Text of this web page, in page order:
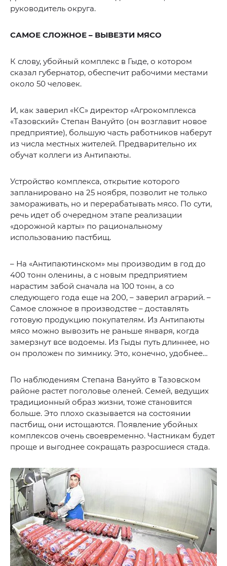
руководитель округа.
САМОЕ СЛОЖНОЕ – ВЫВЕЗТИ МЯСО
К слову, убойный комплекс в Гыде, о котором
сказал губернатор, обеспечит рабочими местами
около 50 человек.
И, как заверил «КС» директор «Агрокомплекса
«Тазовский» Степан Вануйто (он возглавит новое
предприятие), большую часть работников наберут
из числа местных жителей. Предварительно их
обучат коллеги из Антипаюты.
Устройство комплекса, открытие которого
запланировано на 25 ноября, позволит не только
замораживать, но и перерабатывать мясо. По сути,
речь идет об очередном этапе реализации
«дорожной карты» по рациональному
использованию пастбищ.
– На «Антипаютинском» мы производим в год до
400 тонн оленины, а с новым предприятием
нарастим забой сначала на 100 тонн, а со
следующего года еще на 200, – заверил аграрий. –
Самое сложное в производстве – доставлять
готовую продукцию покупателям. Из Антипаюты
мясо можно вывозить не раньше января, когда
замерзнут все водоемы. Из Гыды путь длиннее, но
он проложен по зимнику. Это, конечно, удобнее…
По наблюдениям Степана Вануйто в Тазовском
районе растет поголовье оленей. Семей, ведущих
традиционный образ жизни, тоже становится
больше. Это плохо сказывается на состоянии
пастбищ, они истощаются. Появление убойных
комплексов очень своевременно. Частникам будет
проще и выгоднее сокращать разросшиеся стада.